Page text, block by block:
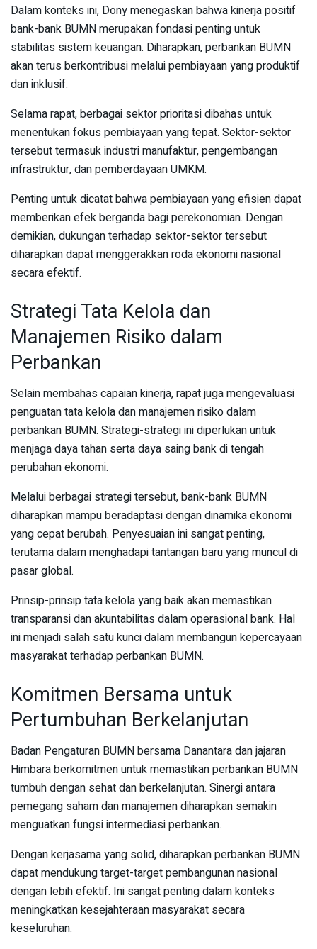
Dalam konteks ini, Dony menegaskan bahwa kinerja positif
bank-bank BUMN merupakan fondasi penting untuk
stabilitas sistem keuangan. Diharapkan, perbankan BUMN
akan terus berkontribusi melalui pembiayaan yang produktif
dan inklusif.
Selama rapat, berbagai sektor prioritasi dibahas untuk
menentukan fokus pembiayaan yang tepat. Sektor-sektor
tersebut termasuk industri manufaktur, pengembangan
infrastruktur, dan pemberdayaan UMKM.
Penting untuk dicatat bahwa pembiayaan yang efisien dapat
memberikan efek berganda bagi perekonomian. Dengan
demikian, dukungan terhadap sektor-sektor tersebut
diharapkan dapat menggerakkan roda ekonomi nasional
secara efektif.
Strategi Tata Kelola dan
Manajemen Risiko dalam
Perbankan
Selain membahas capaian kinerja, rapat juga mengevaluasi
penguatan tata kelola dan manajemen risiko dalam
perbankan BUMN. Strategi-strategi ini diperlukan untuk
menjaga daya tahan serta daya saing bank di tengah
perubahan ekonomi.
Melalui berbagai strategi tersebut, bank-bank BUMN
diharapkan mampu beradaptasi dengan dinamika ekonomi
yang cepat berubah. Penyesuaian ini sangat penting,
terutama dalam menghadapi tantangan baru yang muncul di
pasar global.
Prinsip-prinsip tata kelola yang baik akan memastikan
transparansi dan akuntabilitas dalam operasional bank. Hal
ini menjadi salah satu kunci dalam membangun kepercayaan
masyarakat terhadap perbankan BUMN.
Komitmen Bersama untuk
Pertumbuhan Berkelanjutan
Badan Pengaturan BUMN bersama Danantara dan jajaran
Himbara berkomitmen untuk memastikan perbankan BUMN
tumbuh dengan sehat dan berkelanjutan. Sinergi antara
pemegang saham dan manajemen diharapkan semakin
menguatkan fungsi intermediasi perbankan.
Dengan kerjasama yang solid, diharapkan perbankan BUMN
dapat mendukung target-target pembangunan nasional
dengan lebih efektif. Ini sangat penting dalam konteks
meningkatkan kesejahteraan masyarakat secara
keseluruhan.